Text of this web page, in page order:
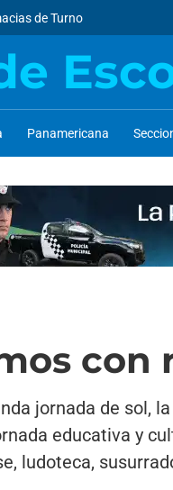
de Turno
Panamericana
con
jornada de sol,
educativa y
ludoteca,